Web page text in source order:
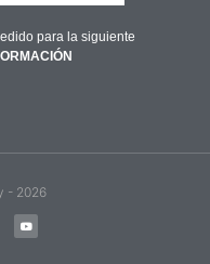
para la siguiente
- 2026